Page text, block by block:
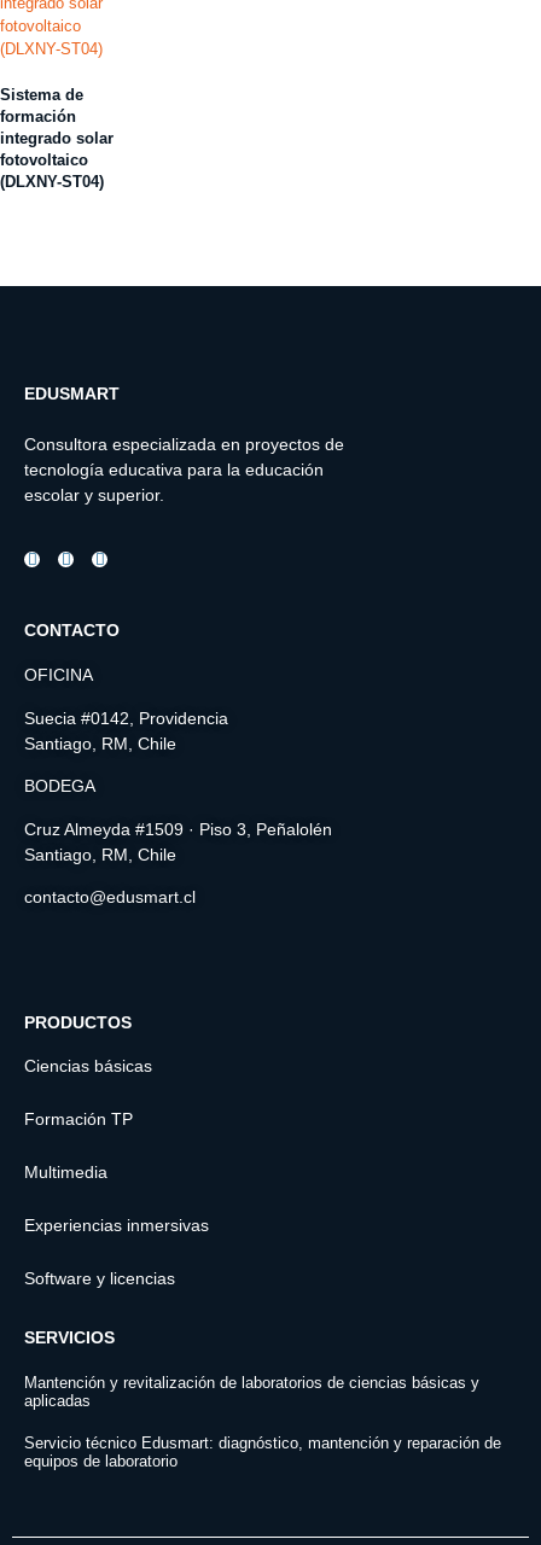
Sistema de
formación
integrado solar
fotovoltaico
(DLXNY-ST04)
EDUSMART
Consultora especializada en proyectos de
tecnología educativa para la educación
escolar y superior.
CONTACTO
OFICINA
Suecia #0142, Providencia
Santiago, RM, Chile
BODEGA
Cruz Almeyda #1509 · Piso 3, Peñalolén
Santiago, RM, Chile
contacto@edusmart.cl
PRODUCTOS
Ciencias básicas
Formación TP
Multimedia
Experiencias inmersivas
Software y licencias
SERVICIOS
Mantención y revitalización de laboratorios de ciencias básicas y
aplicadas
Servicio técnico Edusmart: diagnóstico, mantención y reparación de
equipos de laboratorio